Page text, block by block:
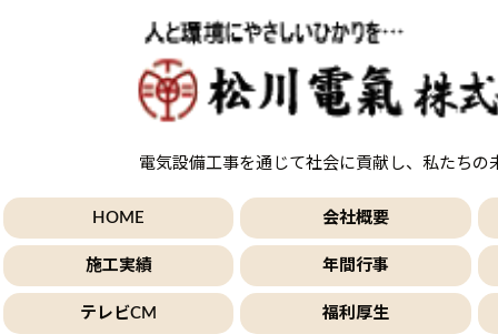
電気設備工事を通じて社会に貢献し、私たちの
HOME 会社概要
施工実績 年間行事
テレビCM 福利厚生